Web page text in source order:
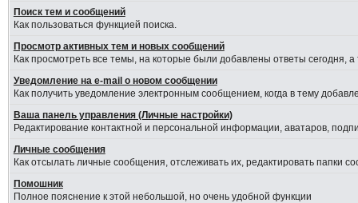
Поиск тем и сообщений
Как пользоваться функцией поиска.
Просмотр активных тем и новых сообщений
Как просмотреть все темы, на которые были добавлены ответы сегодня,
Уведомление на е-mail о новом сообщении
Как получить уведомление электронным сообщением, когда в тему
Ваша панель управления (Личные настройки)
Редактирование контактной и персональной информации, аватаров,
Личные сообщения
Как отсылать личные сообщения, отслеживать их, редактировать папки
Помошник
Полное пояснение к этой небольшой, но очень удобной функции